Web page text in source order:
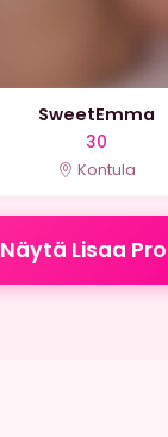
SweetEmma
30
Kontula
Näytä Lisaa